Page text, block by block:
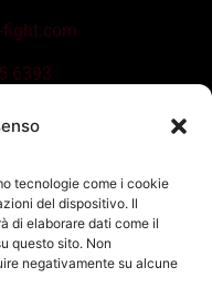
tecnologie come i cookie
del dispositivo. Il
di elaborare dati come il
questo sito. Non
negativamente su alcune
fight.com
6393